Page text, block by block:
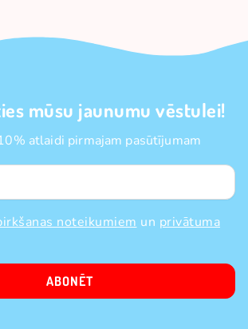
mūsu jaunumu vēstulei!
atlaidi pirmajam pasūtījumam
noteikumiem un privātuma
ABONĒT